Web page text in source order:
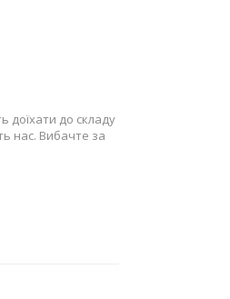
доїхати до складу
нас. Вибачте за